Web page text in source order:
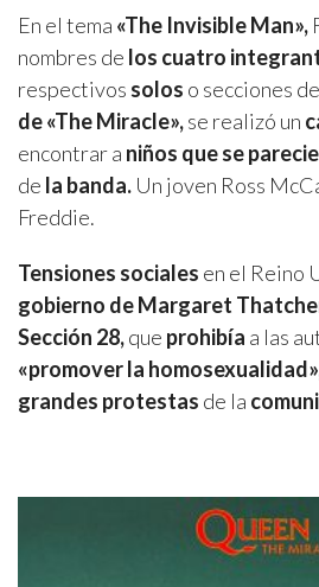
En el tema «The Invisible Man»,
nombres de los cuatro
respectivos solos o secciones
de «The Miracle»,se realizó un
encontrar a niños que se
de la banda. Un joven Ross
Freddie.
Tensiones sociales en el Reino
gobierno de Margaret
Sección 28,que prohibía a las
«promover la
grandes protestas de la